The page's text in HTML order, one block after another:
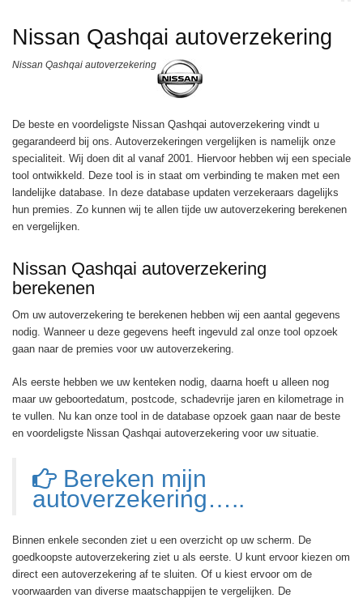
Nissan Qashqai autoverzekering
Nissan Qashqai autoverzekering
De beste en voordeligste Nissan Qashqai autoverzekering vindt u
gegarandeerd bij ons. Autoverzekeringen vergelijken is namelijk onze
specialiteit. Wij doen dit al vanaf 2001. Hiervoor hebben wij een speciale
tool ontwikkeld. Deze tool is in staat om verbinding te maken met een
landelijke database. In deze database updaten verzekeraars dagelijks
hun premies. Zo kunnen wij te allen tijde uw autoverzekering berekenen
en vergelijken.
Nissan Qashqai autoverzekering
berekenen
Om uw autoverzekering te berekenen hebben wij een aantal gegevens
nodig. Wanneer u deze gegevens heeft ingevuld zal onze tool opzoek
gaan naar de premies voor uw autoverzekering.
Als eerste hebben we uw kenteken nodig, daarna hoeft u alleen nog
maar uw geboortedatum, postcode, schadevrije jaren en kilometrage in
te vullen. Nu kan onze tool in de database opzoek gaan naar de beste
en voordeligste Nissan Qashqai autoverzekering voor uw situatie.
Bereken mijn
autoverzekering…..
Binnen enkele seconden ziet u een overzicht op uw scherm. De
goedkoopste autoverzekering ziet u als eerste. U kunt ervoor kiezen om
direct een autoverzekering af te sluiten. Of u kiest ervoor om de
voorwaarden van diverse maatschappijen te vergelijken. De